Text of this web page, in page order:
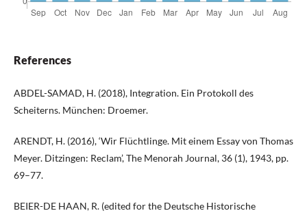
References
ABDEL-SAMAD, H. (2018), Integration. Ein Protokoll des
Scheiterns. München: Droemer.
ARENDT, H. (2016), ‘Wir Flüchtlinge. Mit einem Essay von Thomas
Meyer. Ditzingen: Reclam’, The Menorah Journal, 36 (1), 1943, pp.
69–77.
BEIER-DE HAAN, R. (edited for the Deutsche Historische